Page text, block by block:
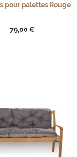
pour palettes Rouge
79,00 €